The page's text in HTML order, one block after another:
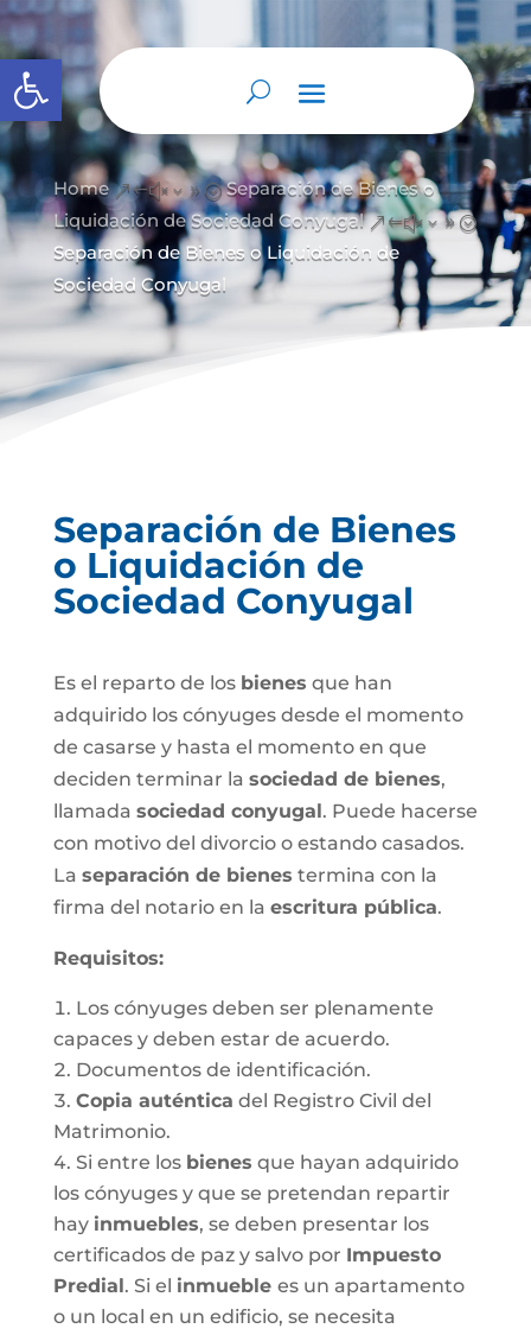
Abrir barra de herramientas
Home &#x39; Separación de Bienes o
Liquidación de Sociedad Conyugal &#x39;
Separación de Bienes o Liquidación de
Sociedad Conyugal
Separación de Bienes
o Liquidación de
Sociedad Conyugal
Es el reparto de los bienes que han
adquirido los cónyuges desde el momento
de casarse y hasta el momento en que
deciden terminar la sociedad de bienes,
llamada sociedad conyugal. Puede hacerse
con motivo del divorcio o estando casados.
La separación de bienes termina con la
firma del notario en la escritura pública.
Requisitos:
Los cónyuges deben ser plenamente
capaces y deben estar de acuerdo.
Documentos de identificación.
Copia auténtica del Registro Civil del
Matrimonio.
Si entre los bienes que hayan adquirido
los cónyuges y que se pretendan repartir
hay inmuebles, se deben presentar los
certificados de paz y salvo por Impuesto
Predial. Si el inmueble es un apartamento
o un local en un edificio, se necesita